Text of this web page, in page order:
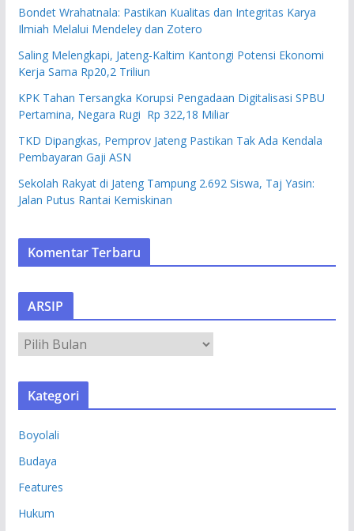
Bondet Wrahatnala: Pastikan Kualitas dan Integritas Karya
Ilmiah Melalui Mendeley dan Zotero
Saling Melengkapi, Jateng-Kaltim Kantongi Potensi Ekonomi
Kerja Sama Rp20,2 Triliun
KPK Tahan Tersangka Korupsi Pengadaan Digitalisasi SPBU
Pertamina, Negara Rugi Rp 322,18 Miliar
TKD Dipangkas, Pemprov Jateng Pastikan Tak Ada Kendala
Pembayaran Gaji ASN
Sekolah Rakyat di Jateng Tampung 2.692 Siswa, Taj Yasin:
Jalan Putus Rantai Kemiskinan
Komentar Terbaru
ARSIP
S
Kategori
Boyolali
Budaya
Features
Hukum